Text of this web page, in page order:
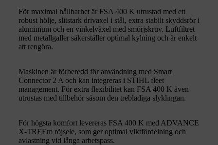
För maximal hållbarhet är FSA 400 K utrustad med ett
robust hölje, slitstark drivaxel i stål, extra stabilt skyddsrör i
aluminium och en vinkelväxel med smörjskruv. Luftfiltret
med metallgaller säkerställer optimal kylning och är enkelt
att rengöra.
Maskinen är förberedd för användning med Smart
Connector 2 A och kan integreras i STIHL fleet
management. För extra flexibilitet kan FSA 400 K även
utrustas med tillbehör såsom den trebladiga slyklingan.
För högsta komfort levereras FSA 400 K med ADVANCE
X-TREEm röjsele, som ger optimal viktfördelning och
avlastning vid långa arbetspass.